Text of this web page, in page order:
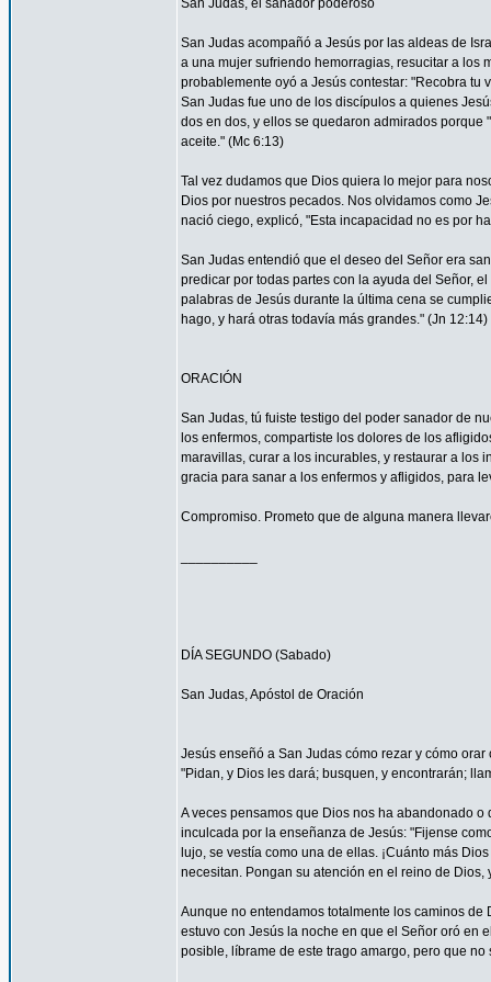
San Judas, el sanador poderoso
San Judas acompañó a Jesús por las aldeas de
a una mujer sufriendo hemorragias, resucitar a los
probablemente oyó a Jesús contestar: "Recobra tu
San Judas fue uno de los discípulos a quienes
dos en dos, y ellos se quedaron admirados
aceite." (Mc 6:13)
Tal vez dudamos que Dios quiera lo mejor para
Dios por nuestros pecados. Nos olvidamos como
nació ciego, explicó, "Esta incapacidad no es por
San Judas entendió que el deseo del Señor era
predicar por todas partes con la ayuda del Señor,
palabras de Jesús durante la última cena se
hago, y hará otras todavía más grandes." (Jn 12:14)
ORACIÓN
San Judas, tú fuiste testigo del poder sanador de
los enfermos, compartiste los dolores de los
maravillas, curar a los incurables, y restaurar a los
gracia para sanar a los enfermos y afligidos, para
Compromiso. Prometo que de alguna manera
DÍA SEGUNDO (Sabado)
San Judas, Apóstol de Oración
Jesús enseñó a San Judas cómo rezar y cómo
"Pidan, y Dios les dará; busquen, y encontrarán;
A veces pensamos que Dios nos ha abandonado
inculcada por la enseñanza de Jesús: "Fijense
lujo, se vestía como una de ellas. ¡Cuánto más
necesitan. Pongan su atención en el reino de
Aunque no entendamos totalmente los caminos
estuvo con Jesús la noche en que el Señor oró en
posible, líbrame de este trago amargo, pero que